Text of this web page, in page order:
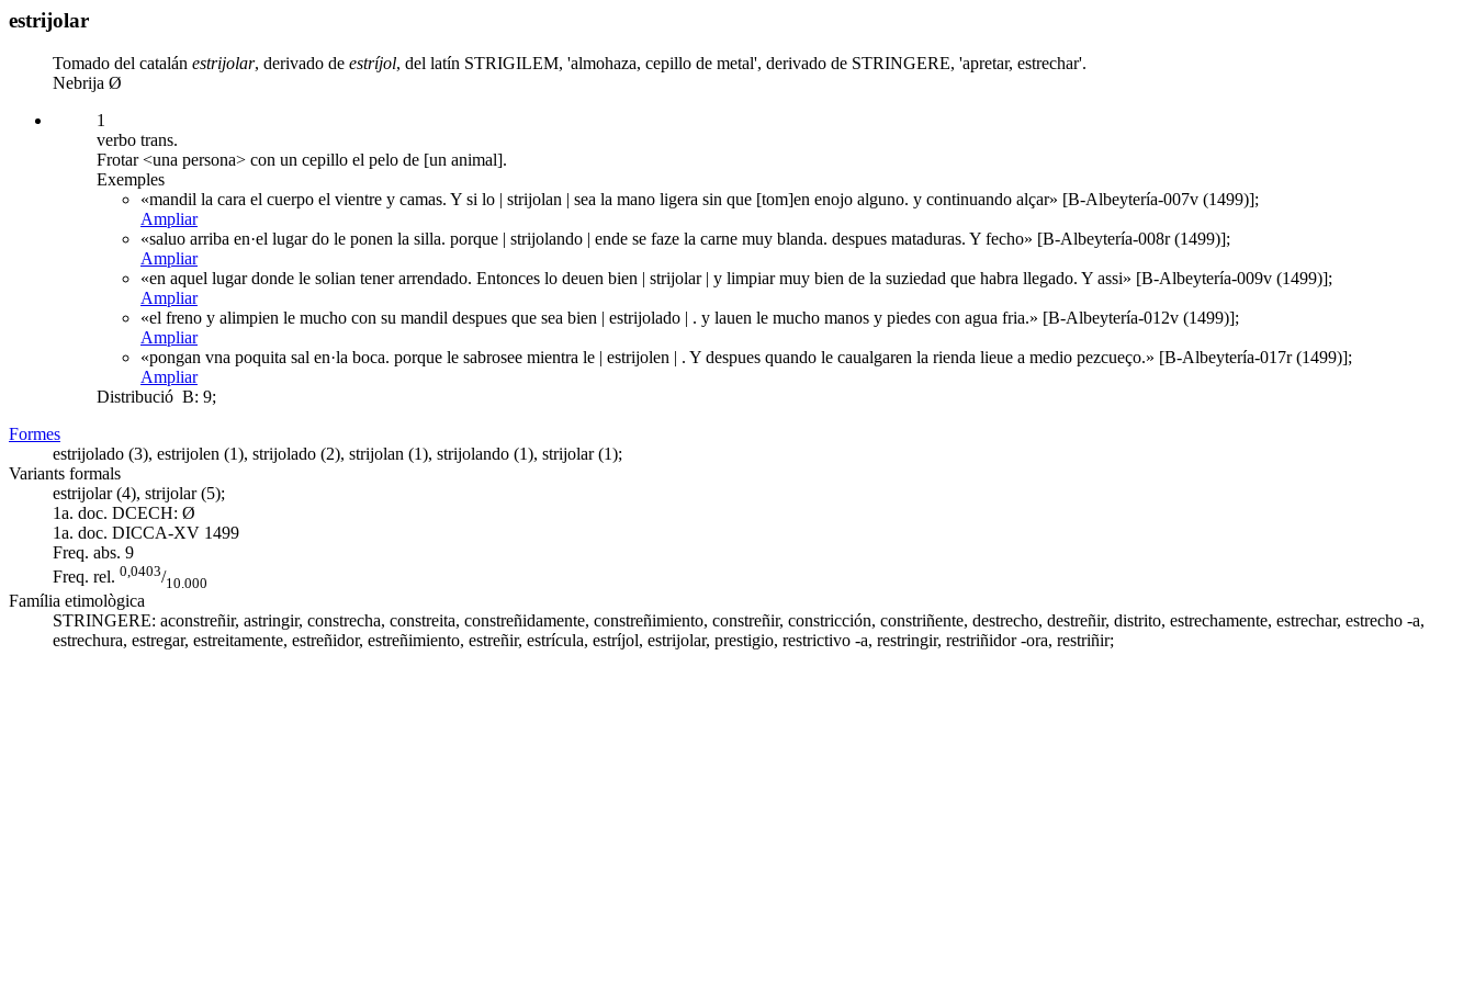
estrijolar
Tomado del catalán estrijolar, derivado de estríjol, del latín STRIGILEM, 'almohaza, cepillo de metal', derivado de STRINGERE, 'apretar, estrechar'.
Nebrija Ø
1
verbo trans.
Frotar <una persona> con un cepillo el pelo de [un animal].
Exemples
«mandil la cara el cuerpo el vientre y camas. Y si lo | strijolan | sea la mano ligera sin que [tom]en enojo alguno. y continuando alçar» [B-Albeytería-007v (1499)];
Ampliar
«saluo arriba en·el lugar do le ponen la silla. porque | strijolando | ende se faze la carne muy blanda. despues mataduras. Y fecho» [B-Albeytería-008r (1499)];
Ampliar
«en aquel lugar donde le solian tener arrendado. Entonces lo deuen bien | strijolar | y limpiar muy bien de la suziedad que habra llegado. Y assi» [B-Albeytería-009v (1499)];
Ampliar
«el freno y alimpien le mucho con su mandil despues que sea bien | estrijolado | . y lauen le mucho manos y piedes con agua fria.» [B-Albeytería-012v (1499)];
Ampliar
«pongan vna poquita sal en·la boca. porque le sabrosee mientra le | estrijolen | . Y despues quando le caualgaren la rienda lieue a medio pezcueço.» [B-Albeytería-017r (1499)];
Ampliar
Distribució B: 9;
Formes
estrijolado (3), estrijolen (1), strijolado (2), strijolan (1), strijolando (1), strijolar (1);
Variants formals
estrijolar (4), strijolar (5);
1a. doc. DCECH: Ø
1a. doc. DICCA-XV 1499
Freq. abs. 9
Freq. rel. 0,0403/10.000
Família etimològica
STRINGERE: aconstreñir, astringir, constrecha, constreita, constreñidamente, constreñimiento, constreñir, constricción, constriñente, destrecho, destreñir, distrito, estrechamente, estrechar, estrecho -a,
estrechura, estregar, estreitamente, estreñidor, estreñimiento, estreñir, estrícula, estríjol, estrijolar, prestigio, restrictivo -a, restringir, restriñidor -ora, restriñir;